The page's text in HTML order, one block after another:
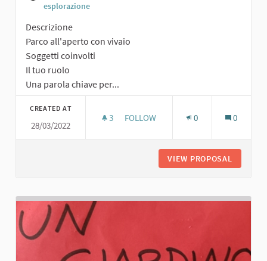
esplorazione
Descrizione
Parco all'aperto con vivaio
Soggetti coinvolti
Il tuo ruolo
Una parola chiave per...
CREATED AT
28/03/2022
3 3 FOLLOWERS
FOLLOW 0 0
VIEW PROPOSAL